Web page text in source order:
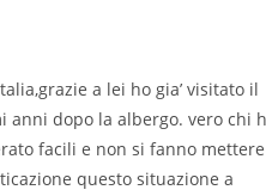
a lei ho gia’ visitato il
dopo la albergo. vero chi
facili e non si fanno mettere
questo situazione a